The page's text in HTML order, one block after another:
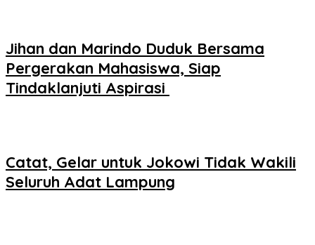
Jihan dan Marindo Duduk Bersama
Pergerakan Mahasiswa, Siap
Tindaklanjuti Aspirasi
Catat, Gelar untuk Jokowi Tidak Wakili
Seluruh Adat Lampung